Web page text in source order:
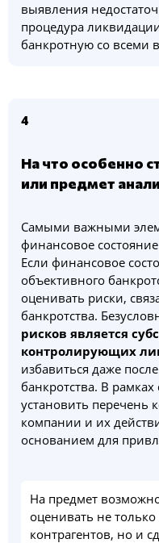
выявления
процедура
банкротную со всеми
4
На что особенно
или предмет
Самыми важными
финансовое
Если финансовое
объективного
оценивать риски,
банкротства.
рисков является
контролирующих
избавиться даже
банкротства. В
установить
компании и их
основанием для
На предмет
оценивать не
контрагентов, но и